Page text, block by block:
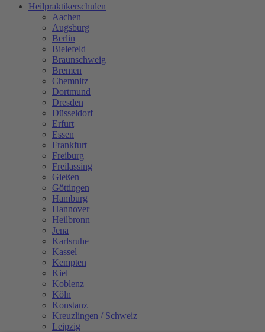
Heilpraktikerschulen
Aachen
Augsburg
Berlin
Bielefeld
Braunschweig
Bremen
Chemnitz
Dortmund
Dresden
Düsseldorf
Erfurt
Essen
Frankfurt
Freiburg
Freilassing
Gießen
Göttingen
Hamburg
Hannover
Heilbronn
Jena
Karlsruhe
Kassel
Kempten
Kiel
Koblenz
Köln
Konstanz
Kreuzlingen / Schweiz
Leipzig